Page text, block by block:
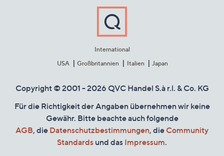
International
USA
Großbritannien Italien Japan
Copyright © 2001 - 2026 QVC Handel S.à r.l. & Co. KG
Für die Richtigkeit der Angaben übernehmen wir keine
Gewähr. Bitte beachte auch folgende
AGB, die Datenschutzbestimmungen, die Community
Standards und das Impressum.